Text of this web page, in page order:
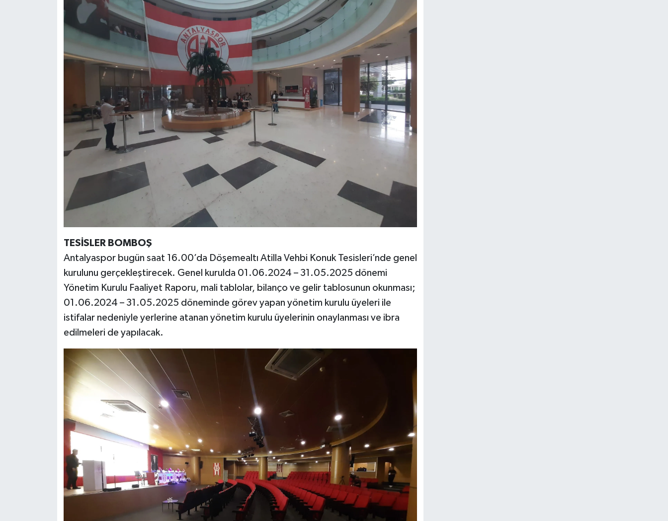
TESİSLER BOMBOŞ
Antalyaspor bugün saat 16.00’da Döşemealtı Atilla Vehbi Konuk Tesisleri’nde genel
kurulunu gerçekleştirecek. Genel kurulda 01.06.2024 – 31.05.2025 dönemi
Yönetim Kurulu Faaliyet Raporu, mali tablolar, bilanço ve gelir tablosunun okunması;
01.06.2024 – 31.05.2025 döneminde görev yapan yönetim kurulu üyeleri ile
istifalar nedeniyle yerlerine atanan yönetim kurulu üyelerinin onaylanması ve ibra
edilmeleri de yapılacak.